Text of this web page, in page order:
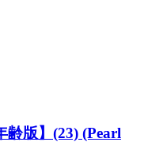
齢版】(23) (Pearl